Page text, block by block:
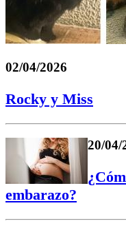
02/04/2026
Rocky y Miss
20/04/
embarazo?